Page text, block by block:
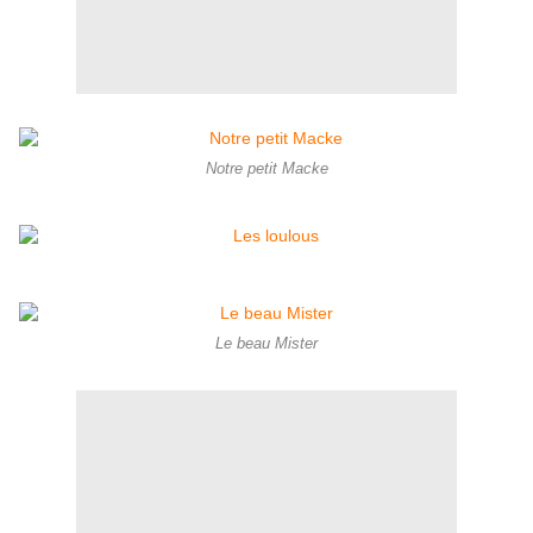
Notre petit Macke
Le beau Mister